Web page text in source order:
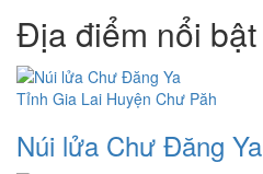
Địa điểm nổi bật
Tỉnh Gia Lai Huyện Chư Păh
Núi lửa Chư Đăng Ya